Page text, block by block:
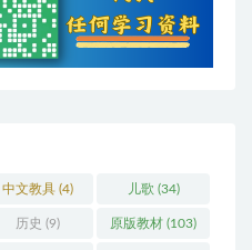
中文教具(4) 儿歌 (34)
历史 (9) 原版教材 (103)